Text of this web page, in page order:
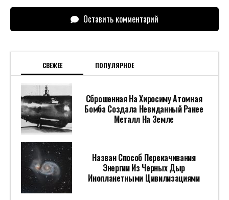
Оставить комментарий
СВЕЖЕЕ ПОПУЛЯРНОЕ
Сброшенная На Хиросиму Атомная
Бомба Создала Невиданный Ранее
Металл На Земле
Назван Способ Перекачивания
Энергии Из Черных Дыр
Инопланетными Цивилизациями